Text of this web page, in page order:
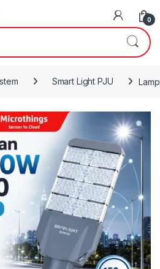
0
Smart Light PJU